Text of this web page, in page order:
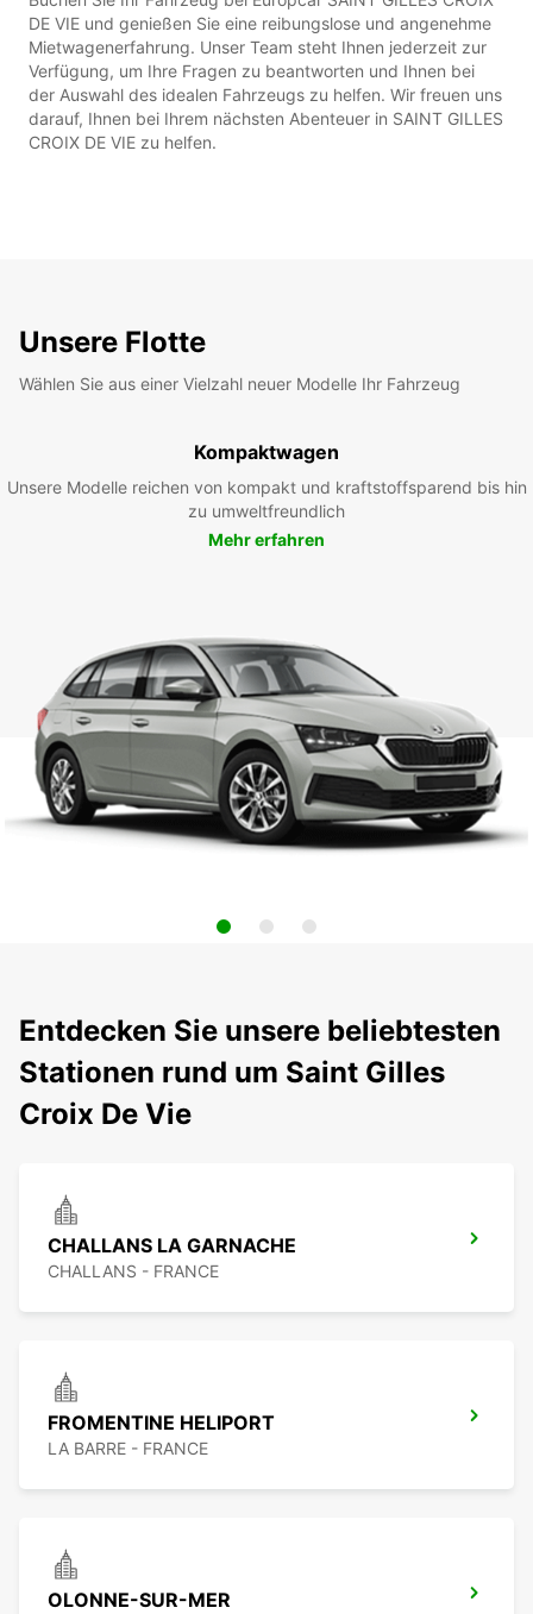
DE VIE und genießen Sie eine reibungslose und angenehme
Mietwagenerfahrung. Unser Team steht Ihnen jederzeit zur
Verfügung, um Ihre Fragen zu beantworten und Ihnen bei
der Auswahl des idealen Fahrzeugs zu helfen. Wir freuen uns
darauf, Ihnen bei Ihrem nächsten Abenteuer in SAINT GILLES
CROIX DE VIE zu helfen.
Unsere Flotte
Wählen Sie aus einer Vielzahl neuer Modelle Ihr Fahrzeug
Kompaktwagen
Unsere Modelle reichen von kompakt und kraftstoffsparend bis hin
zu umweltfreundlich
Mehr erfahren
Entdecken Sie unsere beliebtesten
Stationen rund um Saint Gilles
Croix De Vie
CHALLANS LA GARNACHE
CHALLANS - FRANCE
FROMENTINE HELIPORT
LA BARRE - FRANCE
OLONNE-SUR-MER